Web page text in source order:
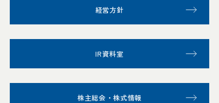
経営方針
IR資料室
株主総会・株式情報